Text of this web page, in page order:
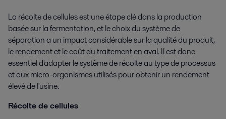
La récolte de cellules est une étape clé dans la production
basée sur la fermentation, et le choix du système de
séparation a un impact considérable sur la qualité du produit,
le rendement et le coût du traitement en aval. Il est donc
essentiel d'adapter le système de récolte au type de processus
et aux micro-organismes utilisés pour obtenir un rendement
élevé de l'usine.
Récolte de cellules